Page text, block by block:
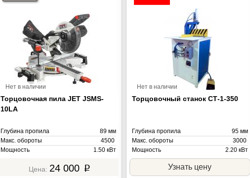
Нет в наличии
Торцовочная пила JET JSMS-
10LA
Глубина пропила
89 мм
Макс. обороты
4500
Мощность
1.50 кВт
24 000 p
Нет в наличии
Торцовочный станок СТ-1-350
Глубина пропила
95 мм
Макс. обороты
3000
Мощность
2.20 кВт
Масса
300 кг
Узнать цену